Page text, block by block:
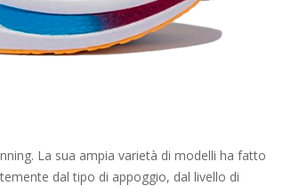
La sua ampia varietà di modelli ha fatto
dal tipo di appoggio, dal livello di